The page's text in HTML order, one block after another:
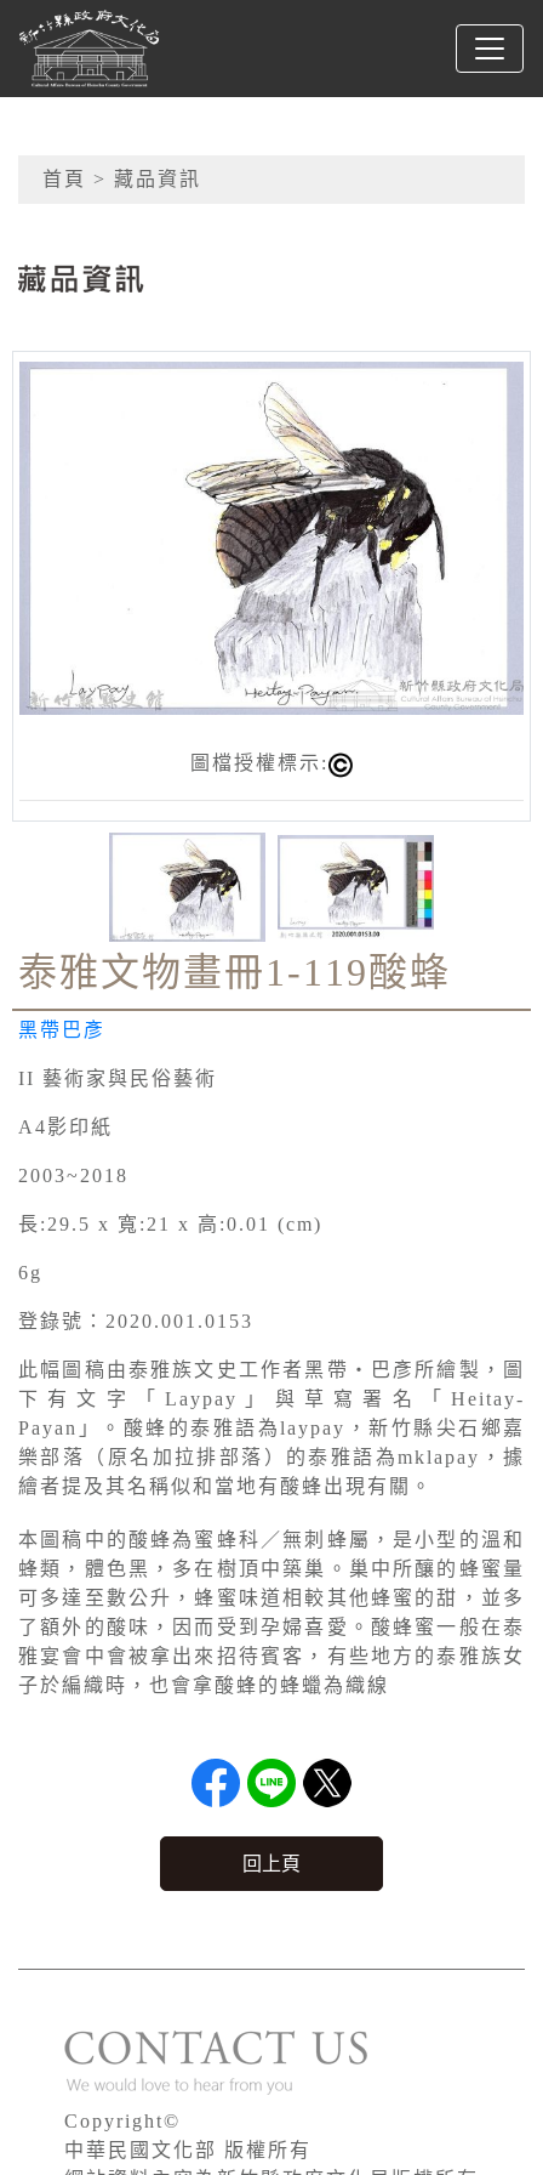
跳到主要內容
新竹縣政府文化局
網頁導覽
首頁 > 藏品資訊
圖檔授權標示:
泰雅文物畫冊1-119酸蜂
黑帶巴彥
II 藝術家與民俗藝術
A4影印紙
2003~2018
長:29.5 x 寬:21 x 高:0.01 (cm)
6g
登錄號：2020.001.0153
此幅圖稿由泰雅族文史工作者黑帶・巴彥所繪製，圖
下有文字「Laypay」與草寫署名「Heitay-
Payan」。酸蜂的泰雅語為laypay，新竹縣尖石鄉嘉
樂部落（原名加拉排部落）的泰雅語為mklapay，據
繪者提及其名稱似和當地有酸蜂出現有關。
本圖稿中的酸蜂為蜜蜂科／無刺蜂屬，是小型的溫和
蜂類，體色黑，多在樹頂中築巢。巢中所釀的蜂蜜量
可多達至數公升，蜂蜜味道相較其他蜂蜜的甜，並多
了額外的酸味，因而受到孕婦喜愛。酸蜂蜜一般在泰
雅宴會中會被拿出來招待賓客，有些地方的泰雅族女
子於編織時，也會拿酸蜂的蜂蠟為織線
回上頁
Copyright©
中華民國文化部 版權所有